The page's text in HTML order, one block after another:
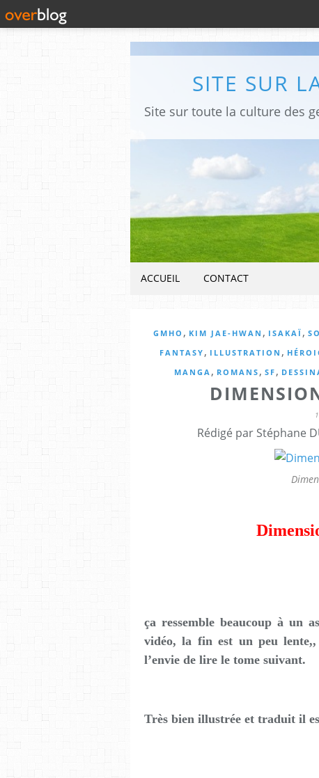
SITE SUR
ACCUEIL CONTACT
GMHO , KIM JAE-HWAN , ISAKAÏ ,
FANTASY , ILLUSTRATION ,
MANGA , ROMANS , SF ,
Rédigé par Stéphane
ça ressemble beaucoup à un
vidéo, la fin est un peu
l’envie de lire le tome suivant.
Très bien illustrée et traduit il